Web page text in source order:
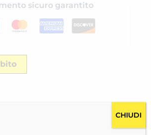
sicuro garantito
CHIUDI